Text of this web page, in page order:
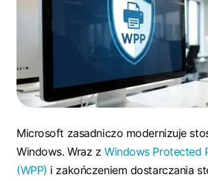
Microsoft zasadniczo modernizuje
Windows. Wraz z Windows Protected
(WPP) i zakończeniem dostarczania